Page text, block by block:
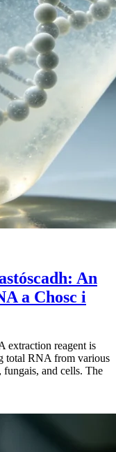
An
a Chosc i
extraction reagent is
total RNA from various
, fungais, and cells. The